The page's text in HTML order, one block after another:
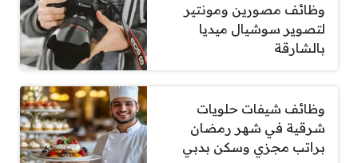
وظائف مصورين ومونتير
لتصوير سوشيال ميديا
بالشارقة
وظائف شيفات حلويات
شرقية في شهر رمضان
براتب مجزي وسكن بدبي